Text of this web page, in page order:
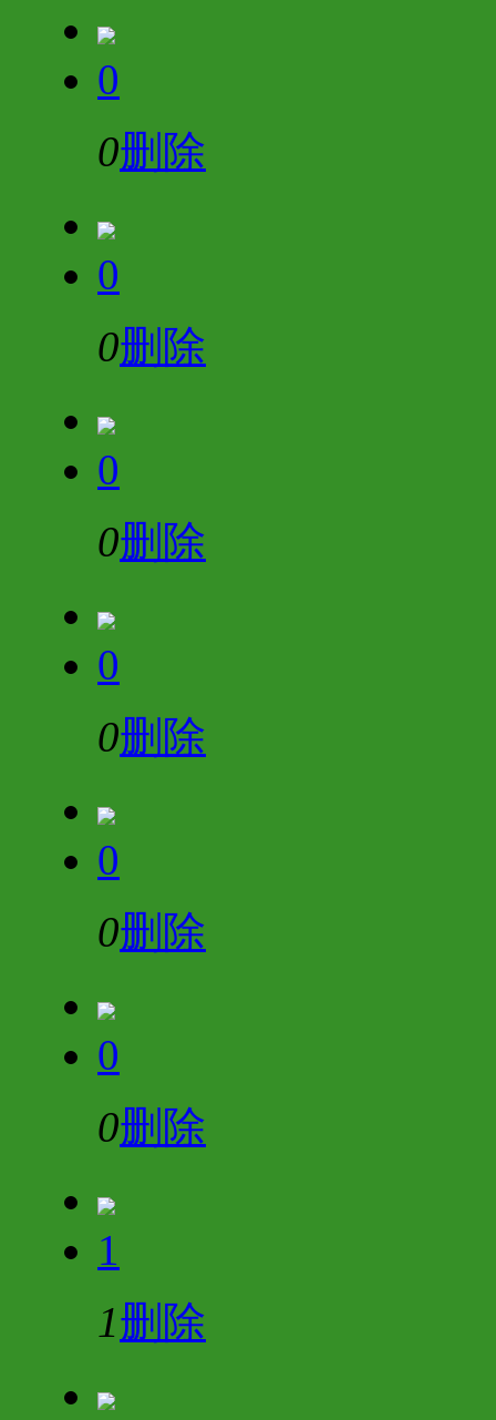
0
0删除
0
0删除
0
0删除
0
0删除
0
0删除
0
0删除
1
1删除